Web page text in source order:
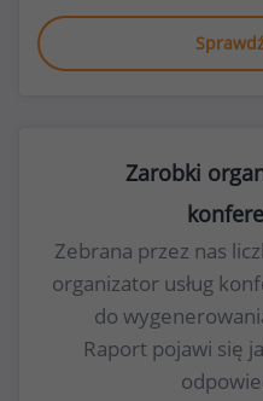
Zarobki
Zebrana przez nas
organizator usług
do
Raport pojawi się